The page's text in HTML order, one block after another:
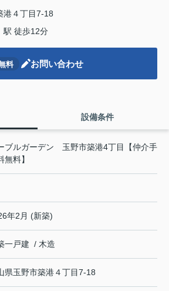
港４丁目7-18
駅 徒歩12分
料 お問い合わせ
設備条件
ブルガーデン 玉野市築港4丁目【仲介手
無料】
年2月 (新築)
一戸建 / 木造
県玉野市築港４丁目7-18